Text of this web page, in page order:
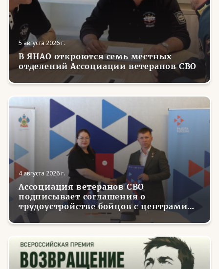
5 августа 2026 г.
В ЯНАО откроются семь местных
отделений Ассоциации ветеранов СВО
4 августа 2026 г.
Ассоциация ветеранов СВО
подписывает соглашения о
трудоустройстве бойцов с центрами
занятости в регионах России